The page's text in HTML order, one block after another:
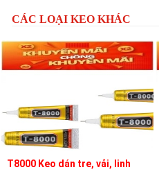
CÁC LOẠI KEO KHÁC
T8000 Keo dán tre, vải, linh